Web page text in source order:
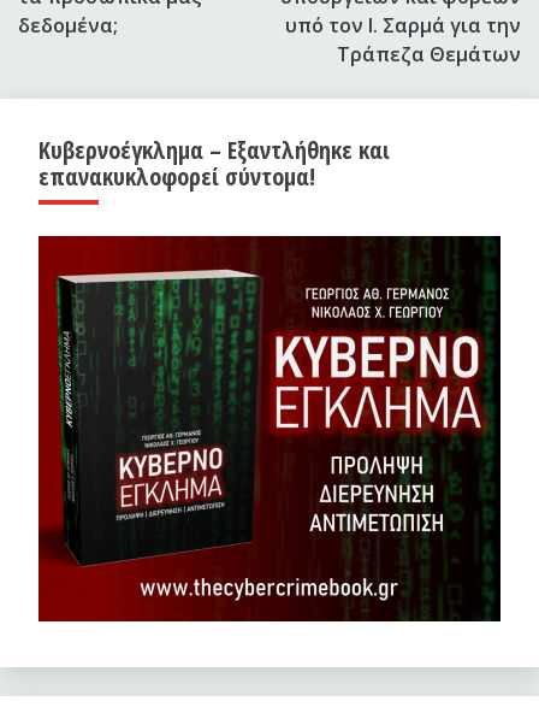
δεδομένα;
υπό τον Ι. Σαρμά για την
Τράπεζα Θεμάτων
Κυβερνοέγκλημα – Εξαντλήθηκε και
επανακυκλοφορεί σύντομα!